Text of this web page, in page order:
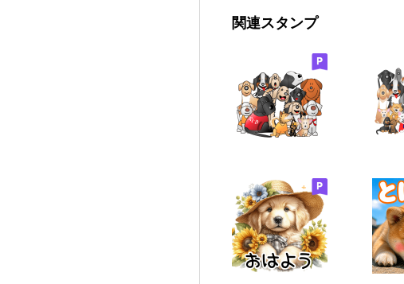
関連スタンプ